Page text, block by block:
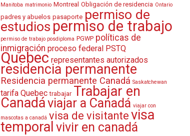
Manitoba matrimonio Montreal Obligación de residencia Ontario
padres y abuelos pasaporte permiso de
estudiospermiso de trabajo
permiso de trabajo posdiploma PGWP políticas de
inmigración proceso federal PSTQ
Quebec representantes autorizados
residencia permanente
Residencia permanente Canadá Saskatchewan
tarifa Quebec trabajar Trabajar en
Canadáviajar a Canadá viajar con
mascotas a canadá visa de visitante visa
temporal vivir en canadá